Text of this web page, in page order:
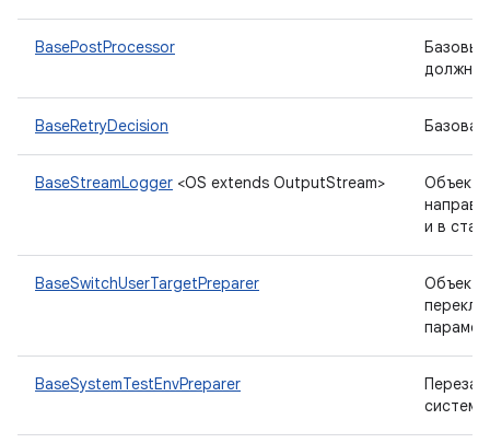
BasePostProcessor
должна
BaseRetryDecision
BaseStreamLogger <OS extends OutputStream>
Объект
и в
BaseSwitchUserTargetPreparer
Объект
BaseSystemTestEnvPreparer